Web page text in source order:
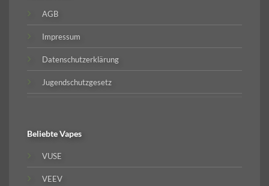
AGB
Impressum
Datenschutzerklärung
Jugendschutzgesetz
BeliebteVapes
VUSE
VEEV